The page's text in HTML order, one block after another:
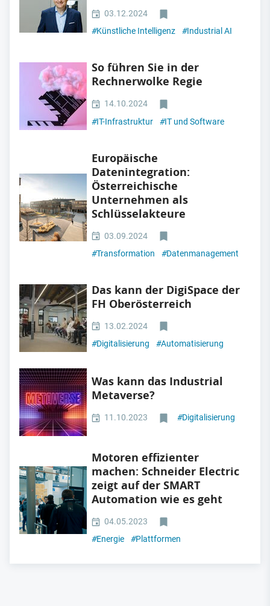
03.12.2024
#Künstliche Intelligenz #Industrial AI
So führen Sie in der
Rechnerwolke Regie
14.10.2024
#IT-Infrastruktur #IT und Software
Europäische
Datenintegration:
Österreichische
Unternehmen als
Schlüsselakteure
03.09.2024
#Transformation #Datenmanagement
Das kann der DigiSpace der
FH Oberösterreich
13.02.2024
#Digitalisierung #Automatisierung
Was kann das Industrial
Metaverse?
11.10.2023 #Digitalisierung
Motoren effizienter
machen: Schneider Electric
zeigt auf der SMART
Automation wie es geht
04.05.2023
#Energie #Plattformen